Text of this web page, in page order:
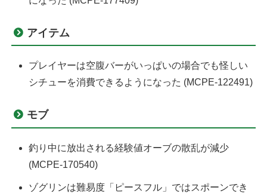
アイテム
プレイヤーは空腹バーがいっぱいの場合でも怪しい
シチューを消費できるようになった (MCPE-122491)
モブ
釣り中に放出される経験値オーブの散乱が減少
(MCPE-170540)
ゾグリンは難易度「ピースフル」ではスポーンでき